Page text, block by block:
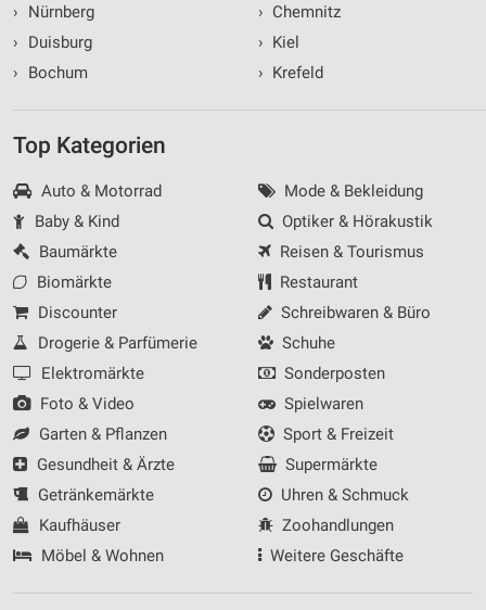
›
Nürnberg
›
Duisburg
›
Bochum
› Chemnitz
› Kiel
› Krefeld
Top Kategorien
Auto & Motorrad
Baby & Kind
Baumärkte
Biomärkte
Discounter
Drogerie & Parfümerie
Elektromärkte
Foto & Video
Garten & Pflanzen
Gesundheit & Ärzte
Getränkemärkte
Kaufhäuser
Möbel & Wohnen
Mode & Bekleidung
Optiker & Hörakustik
Reisen & Tourismus
Restaurant
Schreibwaren & Büro
Schuhe
Sonderposten
Spielwaren
Sport & Freizeit
Supermärkte
Uhren & Schmuck
Zoohandlungen
Weitere Geschäfte